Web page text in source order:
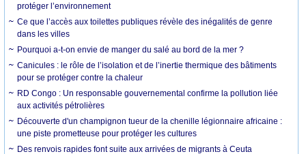
protéger l’environnement
Ce que l’accès aux toilettes publiques révèle des inégalités de genre
dans les villes
Pourquoi a-t-on envie de manger du salé au bord de la mer ?
Canicules : le rôle de l’isolation et de l’inertie thermique des bâtiments
pour se protéger contre la chaleur
RD Congo : Un responsable gouvernemental confirme la pollution liée
aux activités pétrolières
Découverte d'un champignon tueur de la chenille légionnaire africaine :
une piste prometteuse pour protéger les cultures
Des renvois rapides font suite aux arrivées de migrants à Ceuta